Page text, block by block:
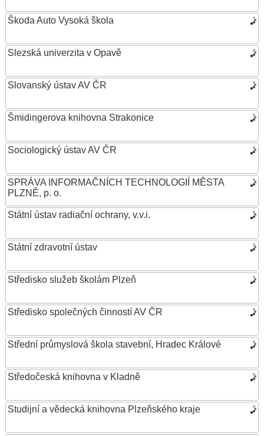
Škoda Auto Vysoká škola
Slezská univerzita v Opavě
Slovanský ústav AV ČR
Šmidingerova knihovna Strakonice
Sociologický ústav AV ČR
SPRÁVA INFORMAČNÍCH TECHNOLOGIÍ MĚSTA
PLZNĚ, p. o.
Státní ústav radiační ochrany, v.v.i.
Státní zdravotní ústav
Středisko služeb školám Plzeň
Středisko společných činností AV ČR
Střední průmyslová škola stavební, Hradec Králové
Středočeská knihovna v Kladně
Studijní a vědecká knihovna Plzeňského kraje